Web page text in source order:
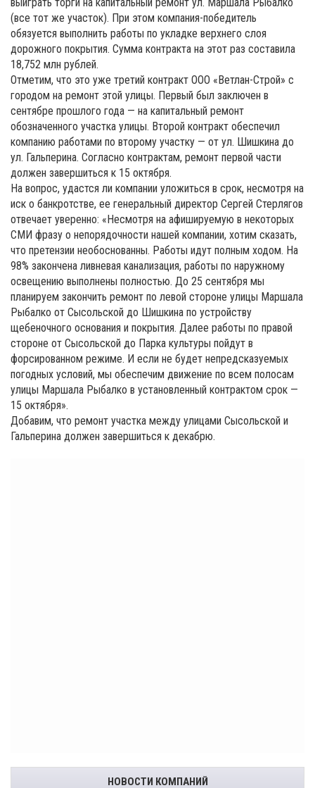
(все тот же участок). При этом компания-победитель
обязуется выполнить работы по укладке верхнего слоя
дорожного покрытия. Сумма контракта на этот раз составила
18,752 млн рублей.
Отметим, что это уже третий контракт ООО «Ветлан-Строй» с
городом на ремонт этой улицы. Первый был заключен в
сентябре прошлого года — на капитальный ремонт
обозначенного участка улицы. Второй контракт обеспечил
компанию работами по второму участку — от ул. Шишкина до
ул. Гальперина. Согласно контрактам, ремонт первой части
должен завершиться к 15 октября.
На вопрос, удастся ли компании уложиться в срок, несмотря на
иск о банкротстве, ее генеральный директор Сергей Стерлягов
отвечает уверенно: «Несмотря на афишируемую в некоторых
СМИ фразу о непорядочности нашей компании, хотим сказать,
что претензии необоснованны. Работы идут полным ходом. На
98% закончена ливневая канализация, работы по наружному
освещению выполнены полностью. До 25 сентября мы
планируем закончить ремонт по левой стороне улицы Маршала
Рыбалко от Сысольской до Шишкина по устройству
щебеночного основания и покрытия. Далее работы по правой
стороне от Сысольской до Парка культуры пойдут в
форсированном режиме. И если не будет непредсказуемых
погодных условий, мы обеспечим движение по всем полосам
улицы Маршала Рыбалко в установленный контрактом срок —
15 октября».
Добавим, что ремонт участка между улицами Сысольской и
Гальперина должен завершиться к декабрю.
НОВОСТИ КОМПАНИЙ